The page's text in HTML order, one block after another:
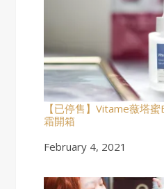
【已停售】Vitame薇塔
霜開箱
Date
February 4, 2021